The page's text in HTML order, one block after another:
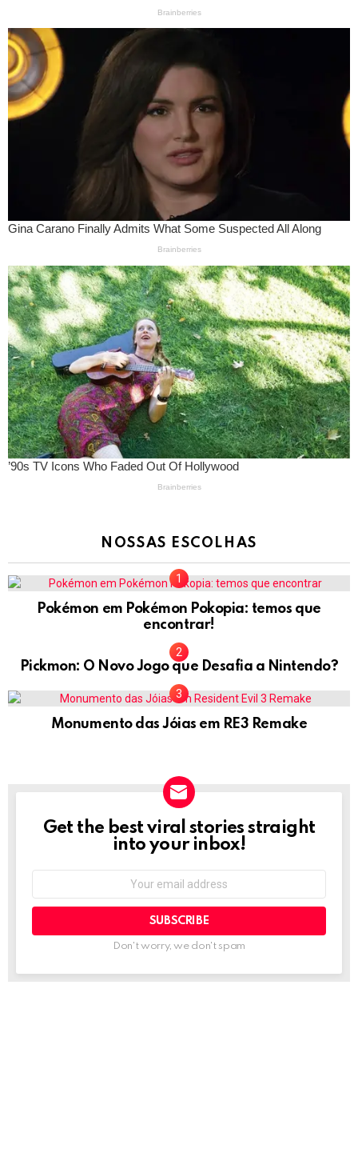
NOSSAS ESCOLHAS
Pokémon em Pokémon Pokopia: temos que
encontrar!
Pickmon: O Novo Jogo que Desafia a Nintendo?
Monumento das Jóias em RE3 Remake
NEWSLETTER
Get the best viral stories straight
into your inbox!
Don't worry, we don't spam